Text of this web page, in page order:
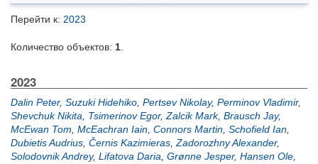
Перейти к: 2023
Количество объектов: 1
2023
Dalin Peter, Suzuki Hidehiko Pertsev Nikolay, Perminov Vladimir,
Shevchuk Nikita
Tsimerinov Egor, Zalcik Mark, Brausch Jay,
McEwan Tom McEachran Iain Connors Martin Schofield Ian
Dubietis Audrius Černis Kazimieras Zadorozhny Alexander,
Solodovnik Andrey, Lifatova Daria Grønne Jesper, Hansen Ole